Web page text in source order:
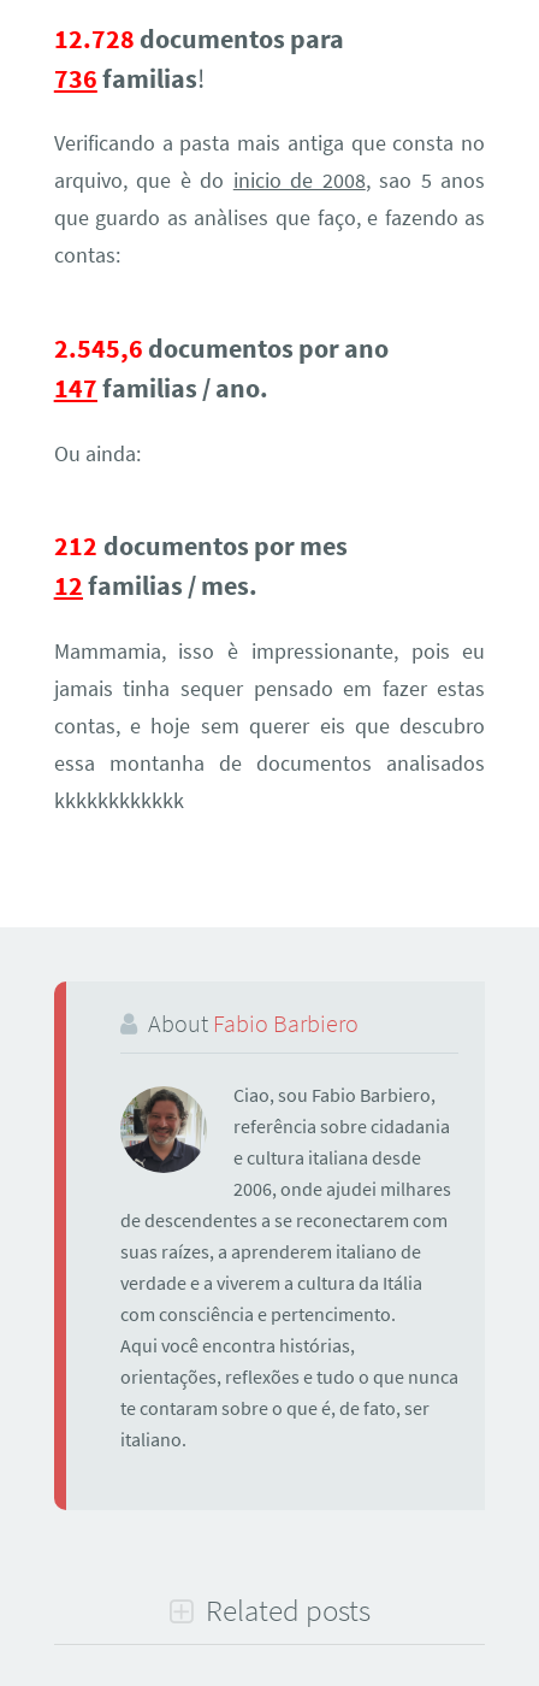
12.728 documentos para
736familias!
Verificando a pasta mais antiga que consta no
arquivo, que è do inicio de 2008, sao 5 anos
que guardo as anàlises que faço, e fazendo as
contas:
2.545,6 documentos por ano
147familias / ano.
Ou ainda:
212 documentos por mes
12familias / mes.
Mammamia, isso è impressionante, pois eu
jamais tinha sequer pensado em fazer estas
contas, e hoje sem querer eis que descubro
essa montanha de documentos analisados
kkkkkkkkkkkk
About Fabio Barbiero
Ciao, sou Fabio Barbiero,
referência sobre cidadania
e cultura italiana desde
2006, onde ajudei milhares
de descendentes a se reconectarem com
suas raízes, a aprenderem italiano de
verdade e a viverem a cultura da Itália
com consciência e pertencimento.
Aqui você encontra histórias,
orientações, reflexões e tudo o que nunca
te contaram sobre o que é, de fato, ser
italiano.
Related posts